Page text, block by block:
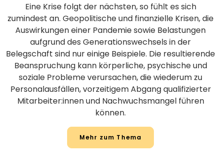
Eine Krise folgt der nächsten, so fühlt es sich
zumindest an. Geopolitische und finanzielle Krisen, die
Auswirkungen einer Pandemie sowie Belastungen
aufgrund des Generationswechsels in der
Belegschaft sind nur einige Beispiele. Die resultierende
Beanspruchung kann körperliche, psychische und
soziale Probleme verursachen, die wiederum zu
Personalausfällen, vorzeitigem Abgang qualifizierter
Mitarbeiter:innen und Nachwuchsmangel führen
können.
Mehr zum Thema